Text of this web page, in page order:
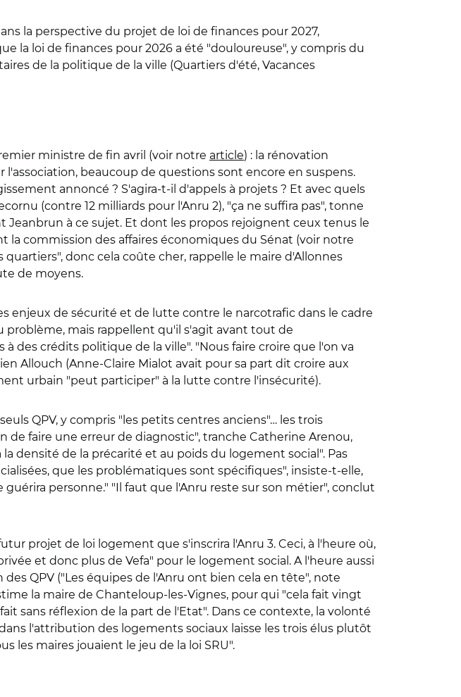
la perspective du projet de loi de finances pour 2027,
la loi de finances pour 2026 a été "douloureuse", y compris du
de la politique de la ville (Quartiers d'été, Vacances
ministre de fin avril (voir notre article) : la rénovation
beaucoup de questions sont encore en suspens.
annoncé ? S'agira-t-il d'appels à projets ? Et avec quels
(contre 12 milliards pour l'Anru 2), "ça ne suffira pas", tonne
à ce sujet. Et dont les propos rejoignent ceux tenus le
la commission des affaires économiques du Sénat (voir notre
donc cela coûte cher, rappelle le maire d'Allonnes
de moyens.
enjeux de sécurité et de lutte contre le narcotrafic dans le cadre
mais rappellent qu'il s'agit avant tout de
des crédits politique de la ville". "Nous faire croire que l'on va
Allouch (Anne-Claire Mialot avait pour sa part dit croire aux
urbain "peut participer" à la lutte contre l'insécurité).
QPV, y compris "les petits centres anciens"… les trois
faire une erreur de diagnostic", tranche Catherine Arenou,
densité de la précarité et au poids du logement social". Pas
que les problématiques sont spécifiques", insiste-t-elle,
personne." "Il faut que l'Anru reste sur son métier", conclut
projet de loi logement que s'inscrira l'Anru 3. Ceci, à l'heure où,
et donc plus de Vefa" pour le logement social. A l'heure aussi
QPV ("Les équipes de l'Anru ont bien cela en tête", note
la maire de Chanteloup-les-Vignes, pour qui "cela fait vingt
sans réflexion de la part de l'Etat". Dans ce contexte, la volonté
l'attribution des logements sociaux laisse les trois élus plutôt
les maires jouaient le jeu de la loi SRU".